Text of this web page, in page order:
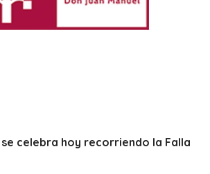
se celebra hoy recorriendo la Falla